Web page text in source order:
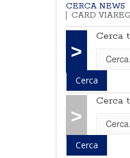
CERCA NEWS
CARD
>
Cerca
>
Cerca